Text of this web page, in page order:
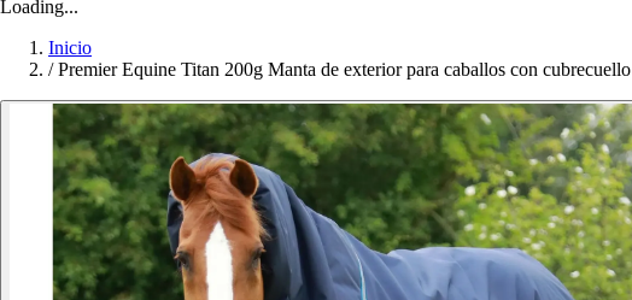
Loading...
Inicio
/ Premier Equine Titan 200g Manta de exterior para caballos con cubrecuello